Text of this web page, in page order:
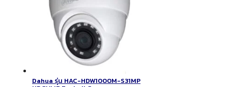
Dahua รุ่น HAC-HDW1000M-S31MP